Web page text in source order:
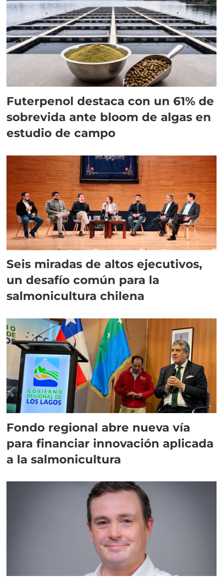
Futerpenol destaca con un 61% de
sobrevida ante bloom de algas en
estudio de campo
Seis miradas de altos ejecutivos,
un desafío común para la
salmonicultura chilena
Fondo regional abre nueva vía
para financiar innovación aplicada
a la salmonicultura